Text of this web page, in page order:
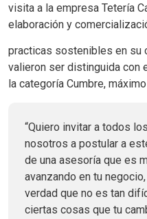
visita a la empresa Tetería
elaboración y
practicas sostenibles en su
valieron ser distinguida con
la categoría Cumbre,
“Quiero invitar a todos
nosotros a postular a
de una asesoría que es
avanzando en tu
verdad que no es tan
ciertas cosas que tu